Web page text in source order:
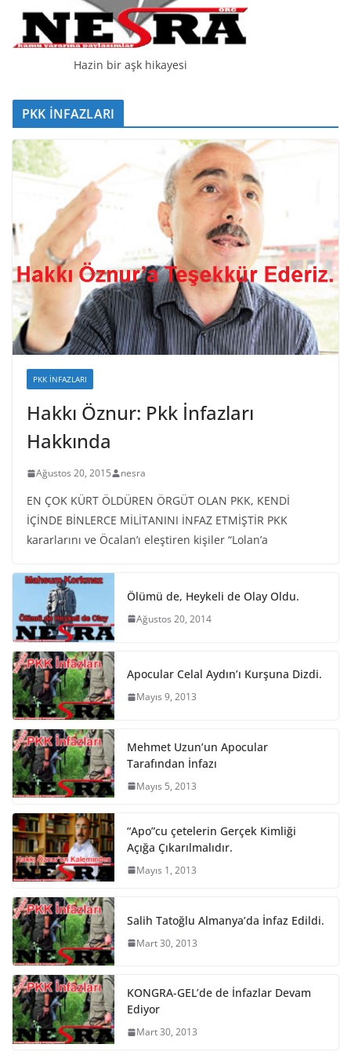
Hazin bir aşk hikayesi
PKK İNFAZLARI
PKK İNFAZLARI
Hakkı Öznur: Pkk İnfazları
Hakkında
Ağustos 20, 2015 nesra
EN ÇOK KÜRT ÖLDÜREN ÖRGÜT OLAN PKK, KENDİ
İÇİNDE BİNLERCE MİLİTANINI İNFAZ ETMİŞTİR PKK
kararlarını ve Öcalan’ı eleştiren kişiler “Lolan’a
Ölümü de, Heykeli de Olay Oldu.
Ağustos 20, 2014
Apocular Celal Aydın’ı Kurşuna Dizdi.
Mayıs 9, 2013
Mehmet Uzun’un Apocular
Tarafından İnfazı
Mayıs 5, 2013
“Apo”cu çetelerin Gerçek Kimliği
Açığa Çıkarılmalıdır.
Mayıs 1, 2013
Salih Tatoğlu Almanya’da İnfaz Edildi.
Mart 30, 2013
KONGRA-GEL’de de İnfazlar Devam
Ediyor
Mart 30, 2013